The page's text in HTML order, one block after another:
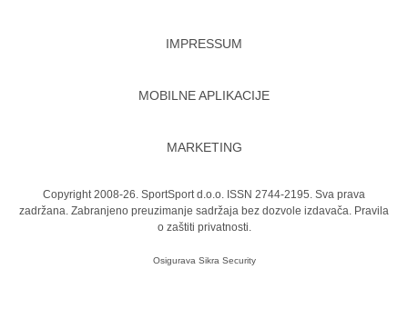
IMPRESSUM
MOBILNE APLIKACIJE
MARKETING
Copyright 2008-26. SportSport d.o.o. ISSN 2744-2195. Sva prava
zadržana. Zabranjeno preuzimanje sadržaja bez dozvole izdavača. Pravila
o zaštiti privatnosti.
Osigurava Sikra Security